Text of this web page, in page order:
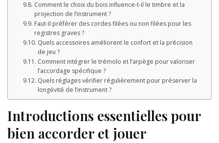
Comment le choix du bois influence-t-il le timbre et la
projection de l’instrument ?
Faut-il préférer des cordes filées ou non filées pour les
registres graves ?
Quels accessoires améliorent le confort et la précision
de jeu ?
Comment intégrer le trémolo et l’arpège pour valoriser
l’accordage spécifique ?
Quels réglages vérifier régulièrement pour préserver la
longévité de l’instrument ?
Introductions essentielles pour
bien accorder et jouer